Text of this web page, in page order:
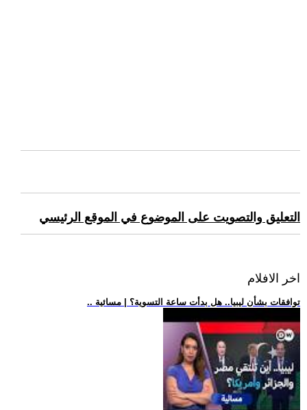
التعليق والتصويت على الموضوع في الموقع الرئيسي
اخر الافلام
.. توافقات بشأن ليبيا.. هل بدأت ساعة التسوية؟ | مسائية